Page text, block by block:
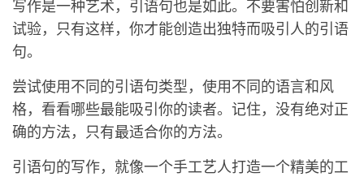
写作是一种艺术，引语句也是如此。不要害怕创新和
试验，只有这样，你才能创造出独特而吸引人的引语
句。
尝试使用不同的引语句类型，使用不同的语言和风
格，看看哪些最能吸引你的读者。记住，没有绝对正
确的方法，只有最适合你的方法。
引语句的写作，就像一个手工艺人打造一个精美的工